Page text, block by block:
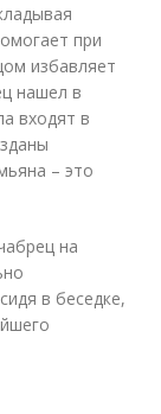
при
избавляет
нашел в
входят в
– это
на
в беседке,